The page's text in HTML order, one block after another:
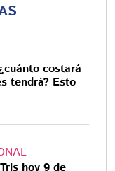
costará
tendrá? Esto